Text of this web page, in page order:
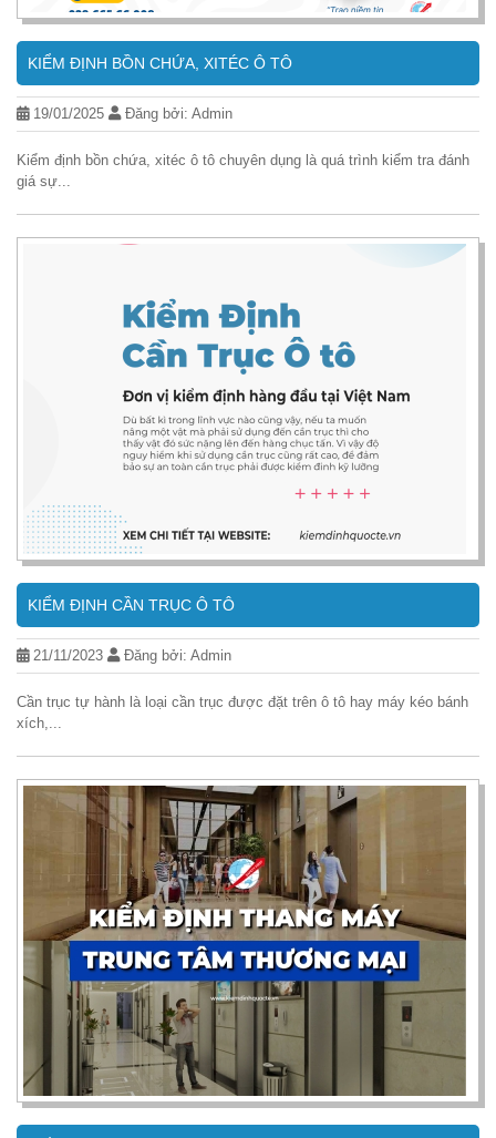
KIỂM ĐỊNH BỒN CHỨA, XITÉC Ô TÔ
19/01/2025 Đăng bởi: Admin
Kiểm định bồn chứa, xitéc ô tô chuyên dụng là quá trình kiểm tra đánh
giá sự...
KIỂM ĐỊNH CẦN TRỤC Ô TÔ
21/11/2023 Đăng bởi: Admin
Cần trục tự hành là loại cần trục được đặt trên ô tô hay máy kéo bánh
xích,...